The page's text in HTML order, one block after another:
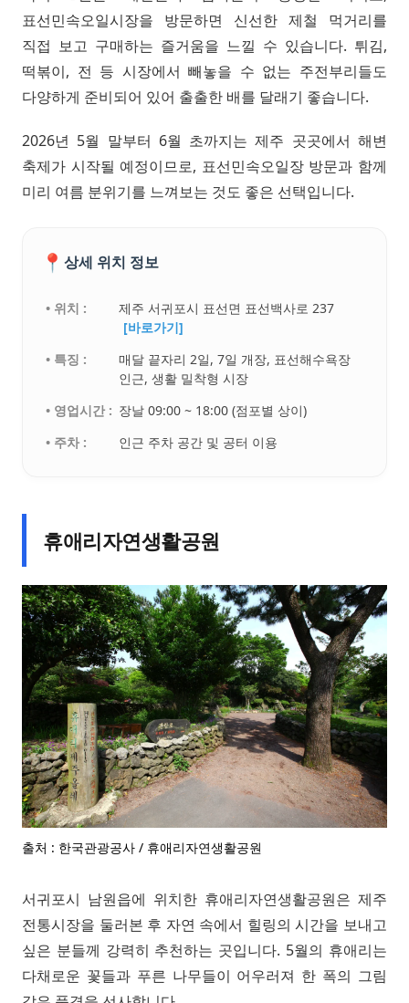
표선민속오일시장을 방문하면 신선한 제철 먹거리를
직접 보고 구매하는 즐거움을 느낄 수 있습니다. 튀김,
떡볶이, 전 등 시장에서 빼놓을 수 없는 주전부리들도
다양하게 준비되어 있어 출출한 배를 달래기 좋습니다.
2026년 5월 말부터 6월 초까지는 제주 곳곳에서 해변
축제가 시작될 예정이므로, 표선민속오일장 방문과 함께
미리 여름 분위기를 느껴보는 것도 좋은 선택입니다.
📍 상세 위치 정보
• 위치 :
제주 서귀포시 표선면 표선백사로 237
[바로가기]
• 특징 :
매달 끝자리 2일, 7일 개장, 표선해수욕장
인근, 생활 밀착형 시장
• 영업시간 : 장날 09:00 ~ 18:00 (점포별 상이)
• 주차 :
인근 주차 공간 및 공터 이용
휴애리자연생활공원
출처 : 한국관광공사 / 휴애리자연생활공원
서귀포시 남원읍에 위치한 휴애리자연생활공원은 제주
전통시장을 둘러본 후 자연 속에서 힐링의 시간을 보내고
싶은 분들께 강력히 추천하는 곳입니다. 5월의 휴애리는
다채로운 꽃들과 푸른 나무들이 어우러져 한 폭의 그림